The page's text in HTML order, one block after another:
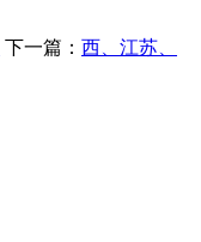
下一篇： 西、江苏、